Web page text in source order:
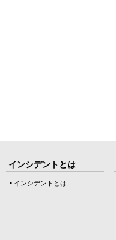
インシデントとは
インシデントとは